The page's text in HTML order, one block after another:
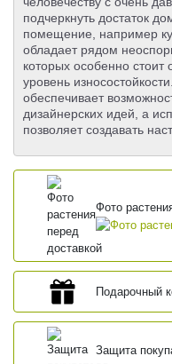
подчеркнуть достаток
помещение, например
обладает рядом
которых особенно стоит
уровень
обеспечивает
дизайнерских идей, а
позволяет создавать
Фото
Подарочный
Защита